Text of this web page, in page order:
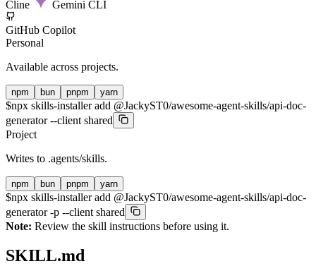
Cline Gemini CLI
GitHub Copilot
Personal
Available across projects.
npm bun pnpm yarn
$npx skills-installer add @JackyST0/awesome-agent-skills/api-doc-
generator --client shared
Project
Writes to .agents/skills.
npm bun pnpm yarn
$npx skills-installer add @JackyST0/awesome-agent-skills/api-doc-
generator -p --client shared
Note: Review the skill instructions before using it.
SKILL.md